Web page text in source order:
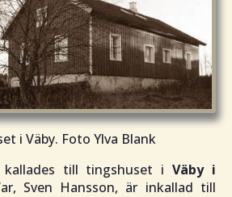
i Väby. Foto Ylva Blank
kallades till tingshuset iVäby i
Sven Hansson, är inkallad till